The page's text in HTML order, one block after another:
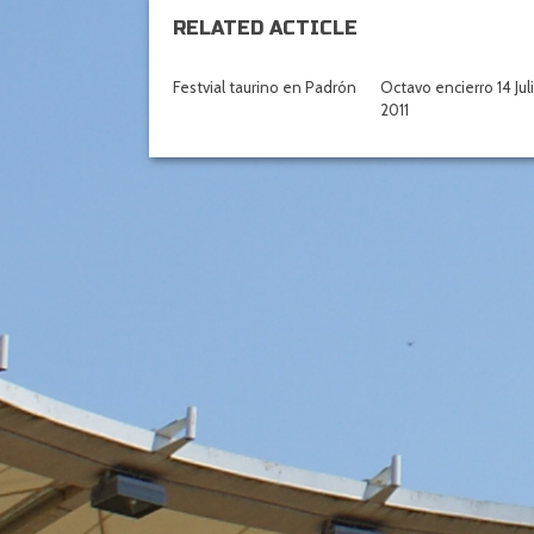
RELATED ACTICLE
Festvial taurino en Padrón
Octavo encierro 14
2011